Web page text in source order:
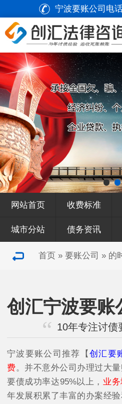
宁波要账公司电话
网站首页 收费标准
城市分站 债务资讯
首页» 要账公司 » 的
创汇宁波要账
10年专注讨债
宁波要账公司 推荐【 创汇要
费。并不意外公司办理过大
要债成功率达95%以上， 业
年发展积累了丰富的办案经